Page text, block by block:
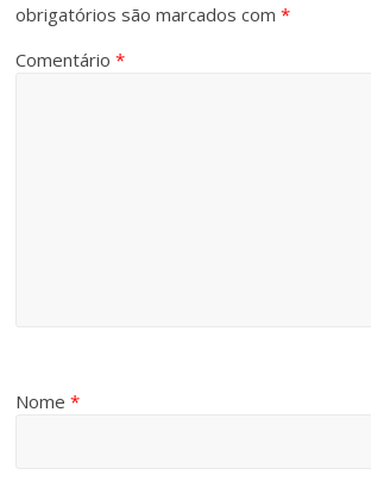
obrigatórios são marcados com*
Comentário*
Nome*